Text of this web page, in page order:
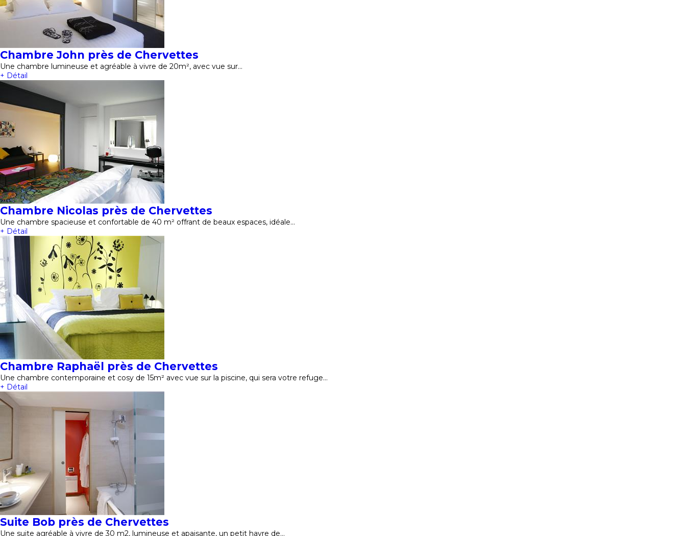
Chambre John près de Chervettes
Une chambre lumineuse et agréable à vivre de 20m², avec vue sur…
+ Détail
Chambre Nicolas près de Chervettes
Une chambre spacieuse et confortable de 40 m² offrant de beaux espaces, idéale…
+ Détail
Chambre Raphaël près de Chervettes
Une chambre contemporaine et cosy de 15m² avec vue sur la piscine, qui sera votre refuge…
+ Détail
Suite Bob près de Chervettes
Une suite agréable à vivre de 30 m2, lumineuse et apaisante, un petit havre de…